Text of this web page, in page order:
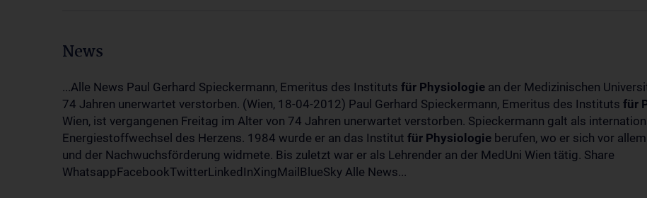
News
...Alle News Paul Gerhard Spieckermann, Emeritus des Instituts für Physiologie an der Medizinischen
74 Jahren unerwartet verstorben. (Wien, 18-04-2012) Paul Gerhard Spieckermann, Emeritus des Instituts für
Wien, ist vergangenen Freitag im Alter von 74 Jahren unerwartet verstorben. Spieckermann galt als
Energiestoffwechsel des Herzens. 1984 wurde er an das Institut für Physiologie berufen, wo er sich vor
und der Nachwuchsförderung widmete. Bis zuletzt war er als Lehrender an der MedUni Wien tätig. Share
WhatsappFacebookTwitterLinkedInXingMailBlueSky Alle News...